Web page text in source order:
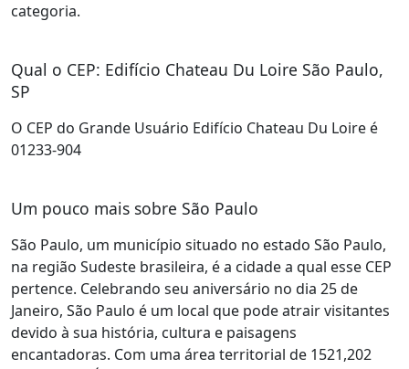
categoria.
Qual o CEP: Edifício Chateau Du Loire São Paulo,
SP
O CEP do Grande Usuário Edifício Chateau Du Loire é
01233-904
Um pouco mais sobre São Paulo
São Paulo, um município situado no estado São Paulo,
na região Sudeste brasileira, é a cidade a qual esse CEP
pertence. Celebrando seu aniversário no dia 25 de
Janeiro, São Paulo é um local que pode atrair visitantes
devido à sua história, cultura e paisagens
encantadoras. Com uma área territorial de 1521,202